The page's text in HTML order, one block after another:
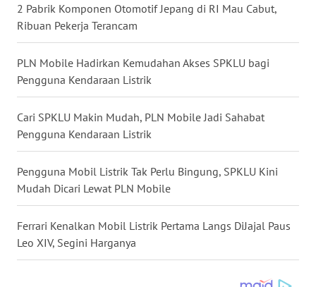
2 Pabrik Komponen Otomotif Jepang di RI Mau Cabut,
Ribuan Pekerja Terancam
PLN Mobile Hadirkan Kemudahan Akses SPKLU bagi
Pengguna Kendaraan Listrik
Cari SPKLU Makin Mudah, PLN Mobile Jadi Sahabat
Pengguna Kendaraan Listrik
Pengguna Mobil Listrik Tak Perlu Bingung, SPKLU Kini
Mudah Dicari Lewat PLN Mobile
Ferrari Kenalkan Mobil Listrik Pertama Langs DiJajal Paus
Leo XIV, Segini Harganya
KALBAR
WN
KALTENG
WN
KALTARA
WN